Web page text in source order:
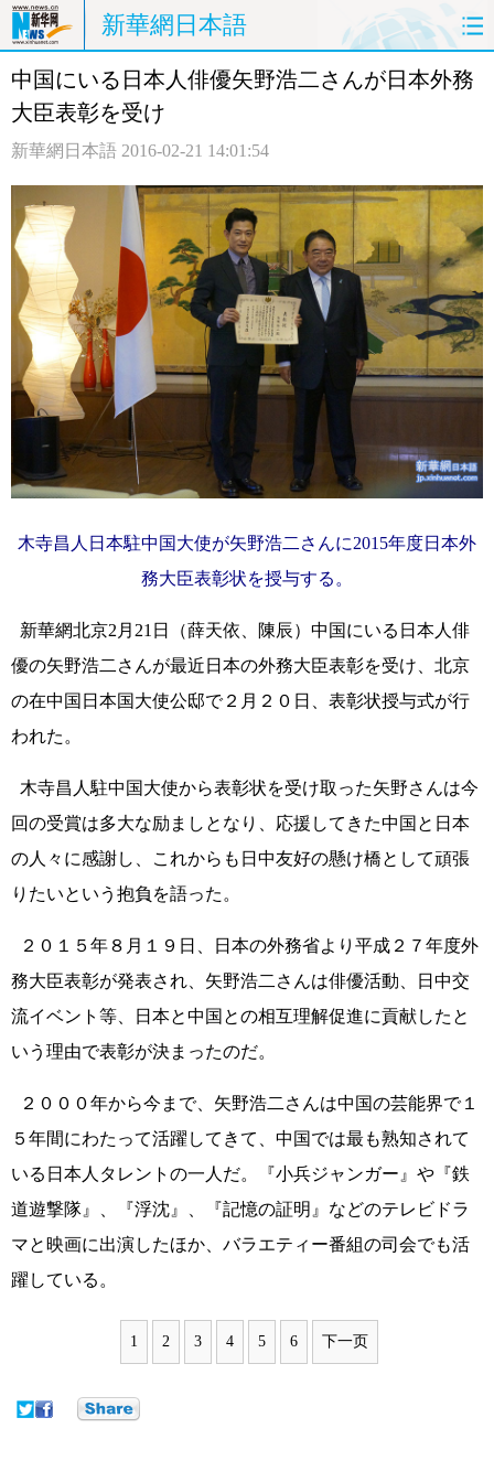
新華網日本語
ホームページ 政治 経済
評論 写真
中日対訳
中国にいる日本人俳優矢野浩二さんが日本外務
大臣表彰を受け
新華網日本語 2016-02-21 14:01:54
木寺昌人日本駐中国大使が矢野浩二さんに2015年度日本外
務大臣表彰状を授与する。
新華網北京2月21日（薛天依、陳辰）中国にいる日本人俳
優の矢野浩二さんが最近日本の外務大臣表彰を受け、北京
の在中国日本国大使公邸で２月２０日、表彰状授与式が行
われた。
木寺昌人駐中国大使から表彰状を受け取った矢野さんは今
回の受賞は多大な励ましとなり、応援してきた中国と日本
の人々に感謝し、これからも日中友好の懸け橋として頑張
りたいという抱負を語った。
２０１５年８月１９日、日本の外務省より平成２７年度外
務大臣表彰が発表され、矢野浩二さんは俳優活動、日中交
流イベント等、日本と中国との相互理解促進に貢献したと
いう理由で表彰が決まったのだ。
２０００年から今まで、矢野浩二さんは中国の芸能界で１
５年間にわたって活躍してきて、中国では最も熟知されて
いる日本人タレントの一人だ。『小兵ジャンガー』や『鉄
道遊撃隊』、『浮沈』、『記憶の証明』などのテレビドラ
マと映画に出演したほか、バラエティー番組の司会でも活
躍している。
1 2 3 4 5 6 下一页